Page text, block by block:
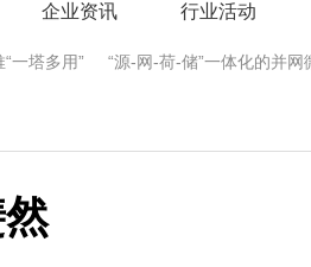
企业资讯 行业活动
一塔多用” “源-网-荷-储”一体化的并
阳能光伏展湖北地区动员会圆满召开
业链展5月9日开幕 各大领军企业共聚一
成都院中标鱼跳水电站